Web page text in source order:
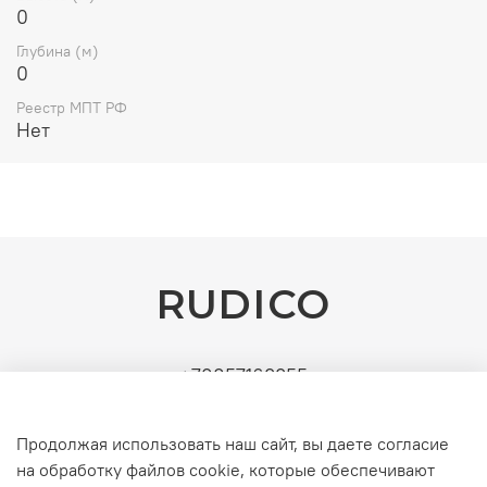
0
Глубина (м)
0
Реестр МПТ РФ
Нет
+79857163355
УСН (без НДС). Официальные b2b-поставки
серверного и инженерного оборудования
RUDICO
Продолжая использовать наш сайт, вы даете согласие
на обработку файлов cookie, которые обеспечивают